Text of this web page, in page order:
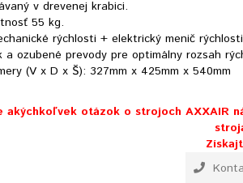
v drevenej krabici.
55 kg.
rýchlosti + elektrický menič
a ozubené prevody pre optimálny rozsah
(V x D x Š): 327mm x 425mm x 540mm
akýchkoľvek otázok o strojoch AXXAIR